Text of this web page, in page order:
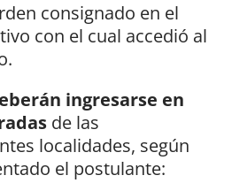
consignado en el
con el cual accedió al
ingresarse en
de las
localidades, según
el postulante: